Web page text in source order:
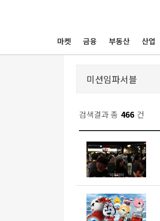
마켓 금융 부동산 산업
검색결과 총 466 건